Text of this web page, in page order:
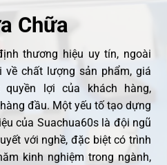
Chữa
thương hiệu uy tín, ngoài
chất lượng sản phẩm, giá
lợi của khách hàng,
đầu. Một yếu tố tạo dựng
của Suachua60s là đội ngũ
với nghề, đặc biệt có trình
kinh nghiệm trong ngành,